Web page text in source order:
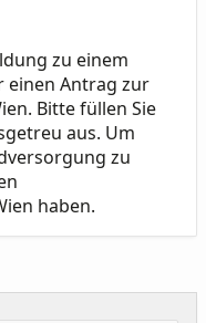
zu einem
einen Antrag zur
Bitte füllen Sie
aus. Um
zu
haben.